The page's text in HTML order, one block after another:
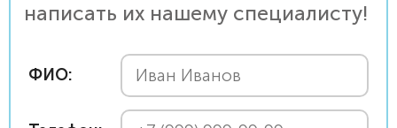
написать их нашему специалисту!
ФИО: